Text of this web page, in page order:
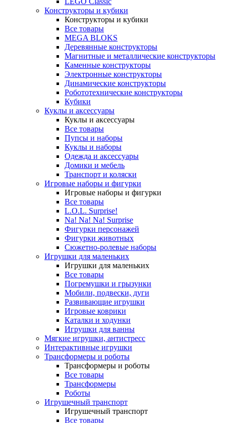
Конструкторы и кубики
Конструкторы и кубики
Все товары
MEGA BLOKS
Деревянные конструкторы
Магнитные и металлические конструкторы
Каменные конструкторы
Электронные конструкторы
Динамические конструкторы
Робототехнические конструкторы
Кубики
Куклы и аксессуары
Куклы и аксессуары
Все товары
Пупсы и наборы
Куклы и наборы
Одежда и аксессуары
Домики и мебель
Транспорт и коляски
Игровые наборы и фигурки
Игровые наборы и фигурки
Все товары
L.O.L. Surprise!
Na! Na! Na! Surprise
Фигурки персонажей
Фигурки животных
Сюжетно-ролевые наборы
Игрушки для маленьких
Игрушки для маленьких
Все товары
Погремушки и грызунки
Мобили, подвески, дуги
Развивающие игрушки
Игровые коврики
Каталки и ходунки
Игрушки для ванны
Мягкие игрушки, антистресс
Интерактивные игрушки
Трансформеры и роботы
Трансформеры и роботы
Все товары
Трансформеры
Роботы
Игрушечный транспорт
Игрушечный транспорт
Все товары